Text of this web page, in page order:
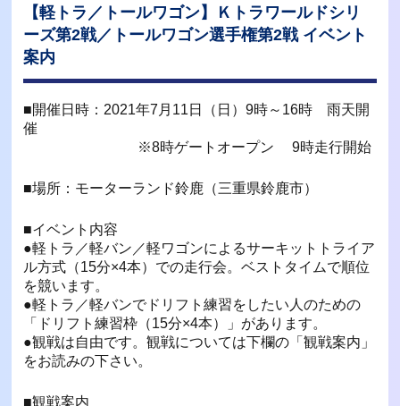
【軽トラ／トールワゴン】Ｋトラワールドシリ
ーズ第2戦／トールワゴン選手権第2戦 イベント
案内
■開催日時：2021年7月11日（日）9時～16時 雨天開
催
※8時ゲートオープン 9時走行開始
■場所：モーターランド鈴鹿（三重県鈴鹿市）
■イベント内容
●軽トラ／軽バン／軽ワゴンによるサーキットトライア
ル方式（15分×4本）での走行会。ベストタイムで順位
を競います。
●軽トラ／軽バンでドリフト練習をしたい人のための
「ドリフト練習枠（15分×4本）」があります。
●観戦は自由です。観戦については下欄の「観戦案内」
をお読みの下さい。
■観戦案内